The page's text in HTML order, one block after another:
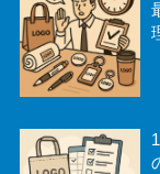
ペット用品